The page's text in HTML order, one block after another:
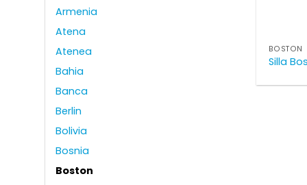
Armenia
Atena
Atenea
Bahia
Banca
Berlin
Bolivia
Bosnia
Boston
BOSTON
Silla